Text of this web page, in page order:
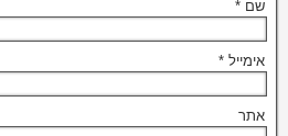
שם *
אימייל *
אתר